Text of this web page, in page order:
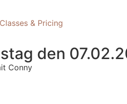
Classes & Pricing
den
Conny